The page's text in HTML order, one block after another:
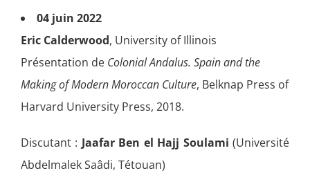
04 juin 2022
Eric Calderwood, University of Illinois
Présentation de Colonial Andalus. Spain and the
Making of Modern Moroccan Culture, Belknap Press of
Harvard University Press, 2018.
Discutant : Jaafar Ben el Hajj Soulami (Université
Abdelmalek Saâdi, Tétouan)